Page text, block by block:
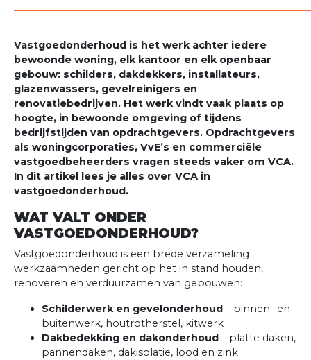
Vastgoedonderhoud is het werk achter iedere
bewoonde woning, elk kantoor en elk openbaar
gebouw: schilders, dakdekkers, installateurs,
glazenwassers, gevelreinigers en
renovatiebedrijven. Het werk vindt vaak plaats op
hoogte, in bewoonde omgeving of tijdens
bedrijfstijden van opdrachtgevers. Opdrachtgevers
als woningcorporaties, VvE’s en commerciële
vastgoedbeheerders vragen steeds vaker om VCA.
In dit artikel lees je alles over VCA in
vastgoedonderhoud.
WAT VALT ONDER
VASTGOEDONDERHOUD?
Vastgoedonderhoud is een brede verzameling
werkzaamheden gericht op het in stand houden,
renoveren en verduurzamen van gebouwen:
Schilderwerk en gevelonderhoud – binnen- en
buitenwerk, houtrotherstel, kitwerk
Dakbedekking en dakonderhoud – platte daken,
pannendaken, dakisolatie, lood en zink